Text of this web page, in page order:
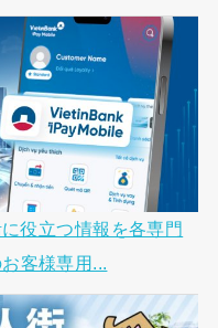
役立つ情報を各専門
客様専用...